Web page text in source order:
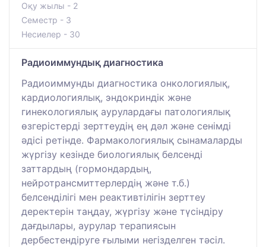
Оқу жылы - 2
Семестр - 3
Несиелер - 30
Радиоиммундық диагностика
Радиоиммунды диагностика онкологиялық,
кардиологиялық, эндокриндік және
гинекологиялық аурулардағы патологиялық
өзгерістерді зерттеудің ең дәл және сенімді
әдісі ретінде. Фармакологиялық сынамаларды
жүргізу кезінде биологиялық белсенді
заттардың (гормондардың,
нейротрансмиттерлердің және т.б.)
белсенділігі мен реактивтілігін зерттеу
деректерін таңдау, жүргізу және түсіндіру
дағдылары, аурулар терапиясын
дербестендіруге ғылыми негізделген тәсіл.